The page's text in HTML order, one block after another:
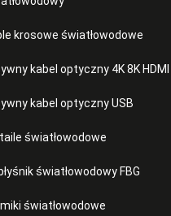
krosowe światłowodowe
kabel optyczny 4K 8K HDMI
kabel optyczny USB
światłowodowe
światłowodowy FBG
światłowodowe